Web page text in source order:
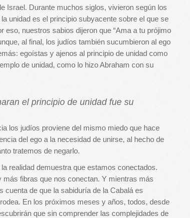
Israel. Durante muchos siglos, vivieron según los
unidad es el principio subyacente sobre el que se
eso, nuestros sabios dijeron que “Ama a tu prójimo
al final, los judíos también sucumbieron al ego
egoístas y ajenos al principio de unidad como
de unidad, como lo hizo Abraham con su
el principio de unidad fue su
los judíos proviene del mismo miedo que hace
del ego a la necesidad de unirse, al hecho de
tratemos de negarlo.
realidad demuestra que estamos conectados.
fibras que nos conectan. Y mientras más
de que la sabiduría de la Cabalá es
En los próximos meses y años, todos, desde
que sin comprender las complejidades de